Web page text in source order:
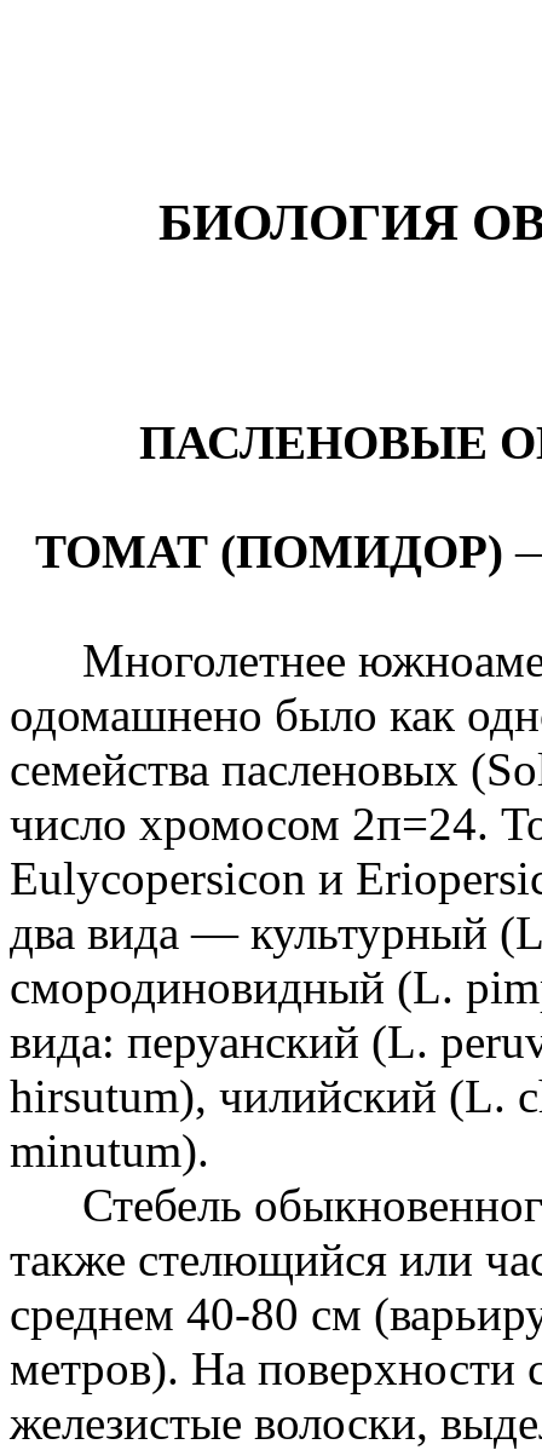
БИОЛОГИЯ
ПАСЛЕНОВЫЕ
ТОМАТ (ПОМИДОР)
Многолетнее
одомашнено было как
семейства пасленовых
число хромосом 2п=24.
Eulycopersicon и
два вида — культурный
смородиновидный (L.
вида: перуанский (L.
hirsutum), чилийский (L.
minutum).
Стебель
также стелющийся или
среднем 40-80 см
метров). На поверхности
железистые волоски,